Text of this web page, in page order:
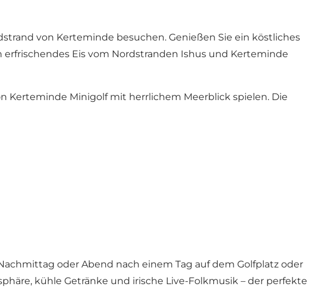
von Kerteminde besuchen. Genießen Sie ein köstliches
Eis vom Nordstranden Ishus und Kerteminde
Kerteminde Minigolf mit herrlichem Meerblick spielen. Die
oder Abend nach einem Tag auf dem Golfplatz oder
kühle Getränke und irische Live-Folkmusik – der perfekte